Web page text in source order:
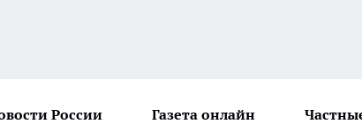
России Газета онлайн